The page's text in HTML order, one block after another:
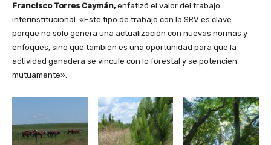
Francisco Torres Caymán,enfatizó el valor del trabajo
interinstitucional: «Este tipo de trabajo con la SRV es clave
porque no solo genera una actualización con nuevas normas y
enfoques, sino que también es una oportunidad para que la
actividad ganadera se vincule con lo forestal y se potencien
mutuamente».